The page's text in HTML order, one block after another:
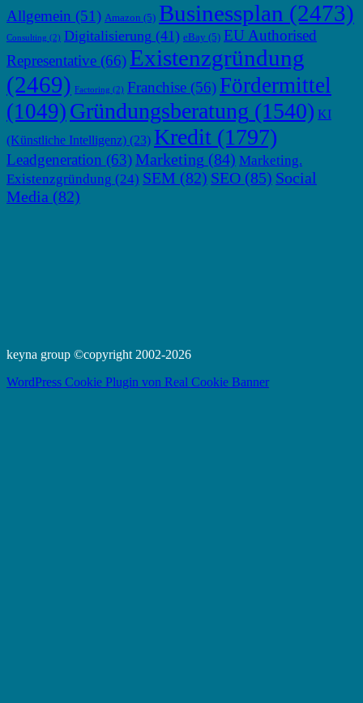
Allgemein (51) Amazon (5) Businessplan (2473)
Consulting (2) Digitalisierung (41) eBay (5) EU Authorised
Representative (66) Existenzgründung
(2469) Factoring (2) Franchise (56) Fördermittel
(1049) Gründungsberatung (1540) KI
(Künstliche Intelligenz) (23) Kredit (1797)
Leadgeneration (63)Marketing (84) Marketing.
Existenzgründung (24) SEM (82) SEO (85) Social
Media (82)
keyna group ©copyright 2002-2026
WordPress Cookie Plugin von Real Cookie Banner